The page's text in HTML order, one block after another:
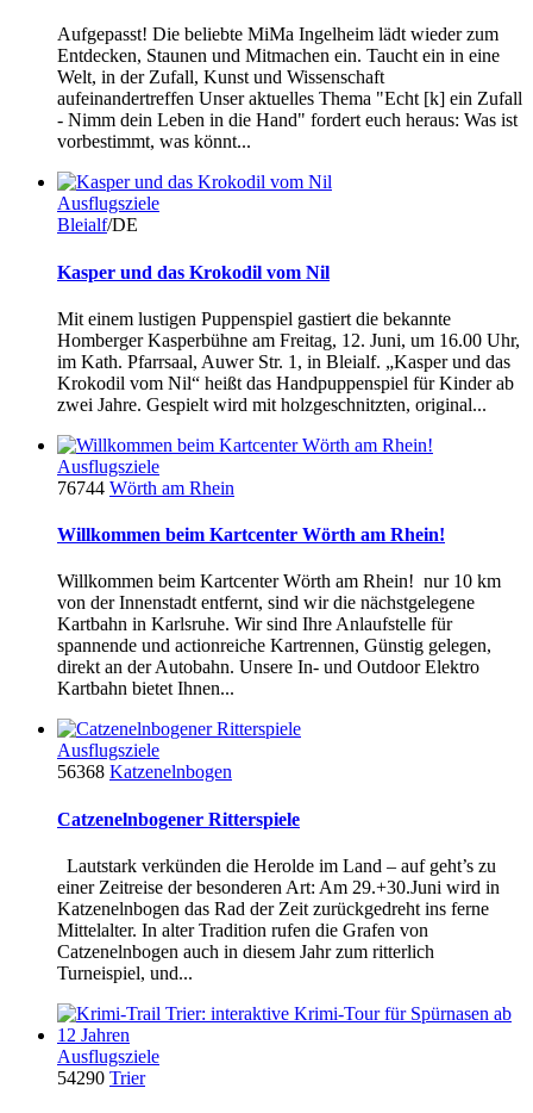
Aufgepasst! Die beliebte MiMa Ingelheim lädt wieder zum
Entdecken, Staunen und Mitmachen ein. Taucht ein in eine
Welt, in der Zufall, Kunst und Wissenschaft
aufeinandertreffen Unser aktuelles Thema "Echt [k] ein Zufall
- Nimm dein Leben in die Hand" fordert euch heraus: Was ist
vorbestimmt, was könnt...
Ausflugsziele
Bleialf/DE
Kasper und das Krokodil vom Nil
Mit einem lustigen Puppenspiel gastiert die bekannte
Homberger Kasperbühne am Freitag, 12. Juni, um 16.00 Uhr,
im Kath. Pfarrsaal, Auwer Str. 1, in Bleialf. „Kasper und das
Krokodil vom Nil“ heißt das Handpuppenspiel für Kinder ab
zwei Jahre. Gespielt wird mit holzgeschnitzten, original...
Ausflugsziele
76744 Wörth am Rhein
Willkommen beim Kartcenter Wörth am Rhein!
Willkommen beim Kartcenter Wörth am Rhein! nur 10 km
von der Innenstadt entfernt, sind wir die nächstgelegene
Kartbahn in Karlsruhe. Wir sind Ihre Anlaufstelle für
spannende und actionreiche Kartrennen, Günstig gelegen,
direkt an der Autobahn. Unsere In- und Outdoor Elektro
Kartbahn bietet Ihnen...
Ausflugsziele
56368 Katzenelnbogen
Catzenelnbogener Ritterspiele
Lautstark verkünden die Herolde im Land – auf geht’s zu
einer Zeitreise der besonderen Art: Am 29.+30.Juni wird in
Katzenelnbogen das Rad der Zeit zurückgedreht ins ferne
Mittelalter. In alter Tradition rufen die Grafen von
Catzenelnbogen auch in diesem Jahr zum ritterlich
Turneispiel, und...
Ausflugsziele
54290 Trier